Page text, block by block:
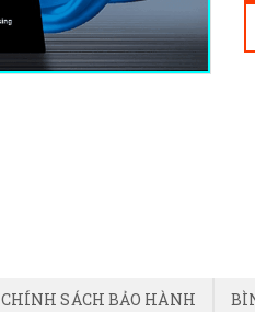
CHÍNH SÁCH BẢO HÀNH